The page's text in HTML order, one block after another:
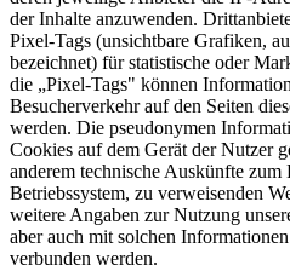
der Inhalte anzuwenden.
Pixel-Tags (unsichtbare Grafiken,
bezeichnet) für statistische oder
die „Pixel-Tags" können
Besucherverkehr auf den Seiten
werden. Die pseudonymen
Cookies auf dem Gerät der Nutzer
anderem technische Auskünfte
Betriebssystem, zu verweisenden
weitere Angaben zur Nutzung
aber auch mit solchen
verbunden werden.